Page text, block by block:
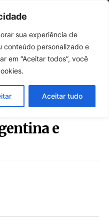
sua experiência de
conteúdo personalizado e
em “Aceitar todos”, você
Aceitar tudo
de
e